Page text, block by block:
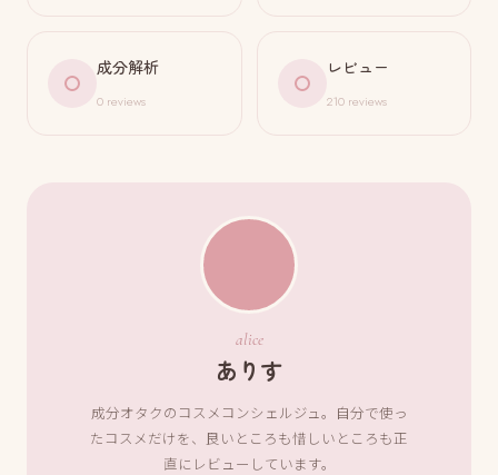
成分解析
0 reviews
レビュー
210 reviews
alice
ありす
成分オタクのコスメコンシェルジュ。自分で使っ
たコスメだけを、良いところも惜しいところも正
直にレビューしています。